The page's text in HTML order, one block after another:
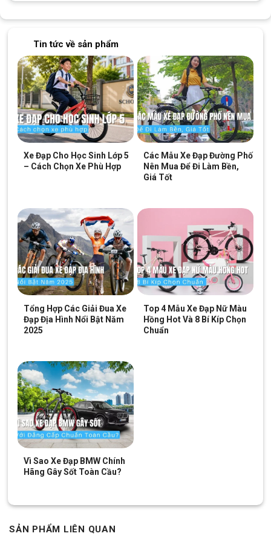
Xe khả năng vận hành êm ái, dễ bảo dưỡng
Trang bị phụ kiện đầy đủ, đáp ứng nhu cầu sử dụng hằng
ngày
Xe đạp Raccoon Hanna 24 inch cũng trang bị đầy đủ phụ kiện
ngày.
Giỏ xe dày dặn phía trước:
thuận tiện để đựng cặp
sách, túi xách hoặc đồ dùng cá nhân khi đi học, đi chợ
Baga sau chắc chắn:hỗ trợ chở thêm đồ hoặc chở
người phía sau khi cần thiết
Chắn bùn trước sau:giúp hạn chế bắn nước, bùn đất lên
quần áo khi di chuyển trong điều kiện đường ướt
Nhữngphụ kiện xe đạp
này tuy đơn giản nhưng mang lại giá trị
Tin tức về sản phẩm
Xe Đạp Cho Học Sinh Lớp 5
– Cách Chọn Xe Phù Hợp
Các Mẫu Xe Đạp Đường Phố
Nên Mua Để Đi Làm Bền,
Giá Tốt
Tổng Hợp Các Giải Đua Xe
Đạp Địa Hình Nổi Bật Năm
2025
Top 4 Mẫu Xe Đạp Nữ Màu
Hồng Hot Và 8 Bí Kíp Chọn
Chuẩn
Vì Sao Xe Đạp BMW Chính
Hãng Gây Sốt Toàn Cầu?
SẢN PHẨM LIÊN QUAN